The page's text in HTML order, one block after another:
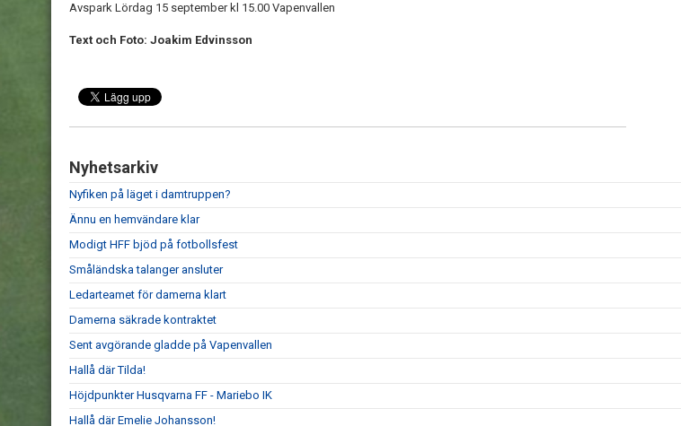
Avspark Lördag 15 september kl 15.00 Vapenvallen
Text och Foto: Joakim Edvinsson
Nyhetsarkiv
Nyfiken på läget i damtruppen?
Ännu en hemvändare klar
Modigt HFF bjöd på fotbollsfest
Småländska talanger ansluter
Ledarteamet för damerna klart
Damerna säkrade kontraktet
Sent avgörande gladde på Vapenvallen
Hallå där Tilda!
Höjdpunkter Husqvarna FF - Mariebo IK
Hallå där Emelie Johansson!